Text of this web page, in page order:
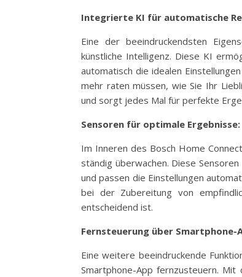
Integrierte KI für automatische
Eine der beeindruckendsten
künstliche Intelligenz. Diese KI
automatisch die idealen
mehr raten müssen, wie Sie Ihr
und sorgt jedes Mal für perfekte
Sensoren für optimale Ergebnisse:
Im Inneren des Bosch Home
ständig überwachen. Diese
und passen die Einstellungen
bei der Zubereitung von
entscheidend ist.
Fernsteuerung über Smartphone-
Eine weitere beeindruckende
Smartphone-App fernzusteuern. Mit